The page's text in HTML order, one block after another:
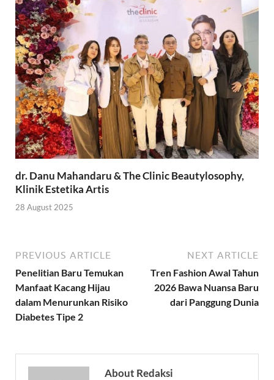
dr. Danu Mahandaru & The Clinic Beautylosophy,
Klinik Estetika Artis
28 August 2025
PREVIOUS ARTICLE
Penelitian Baru Temukan
Manfaat Kacang Hijau
dalam Menurunkan Risiko
Diabetes Tipe 2
NEXT ARTICLE
Tren Fashion Awal Tahun
2026 Bawa Nuansa Baru
dari Panggung Dunia
About Redaksi